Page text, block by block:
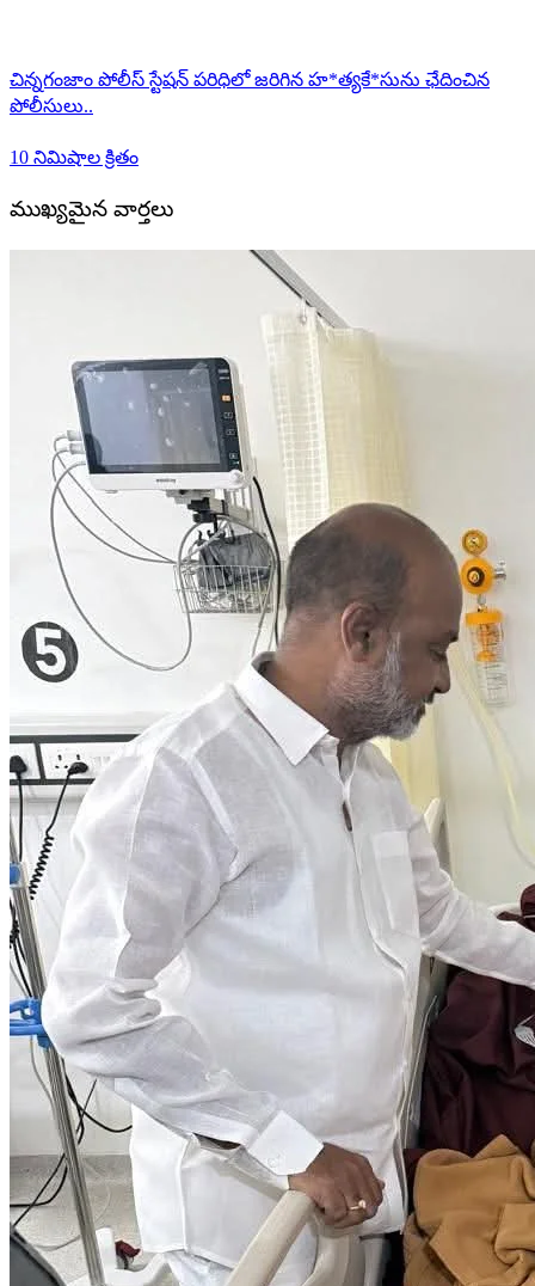
చిన్నగంజాం పోలీస్ స్టేషన్ పరిధిలో జరిగిన హ*త్యకే*సును ఛేదించిన
పోలీసులు..
10 నిమిషాల క్రితం
ముఖ్యమైన వార్తలు